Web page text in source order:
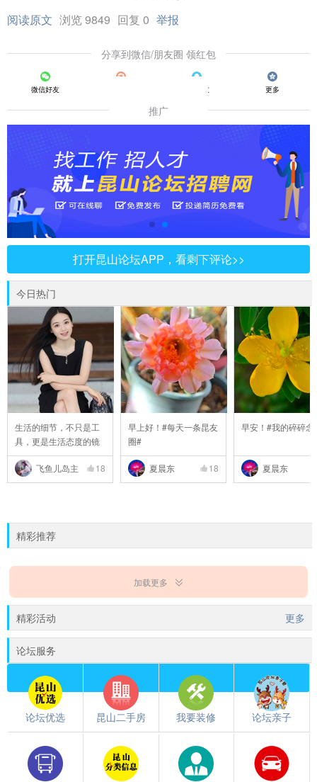
阅读原文 浏览 9849 回复 0 举报
分享到微信/朋友圈 领红包
微信好友 QQ好友 更多
推广
打开昆山论坛APP，看剩下评论>>
今日热门
生活的细节，不只是工
具，更是生活态度的镜
..
飞鱼儿岛主
18
早上好！#每天一条昆友
圈#
夏晨东 18
早安！#我的碎碎念
夏晨东
精彩推荐
加载更多
精彩活动 更多
论坛服务
论坛优选 昆山二手房 我要装修 论坛亲子